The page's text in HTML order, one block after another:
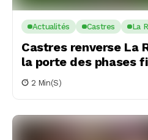
Actualités Castres La
Castres renverse La
la porte des phases
2 Min(s)